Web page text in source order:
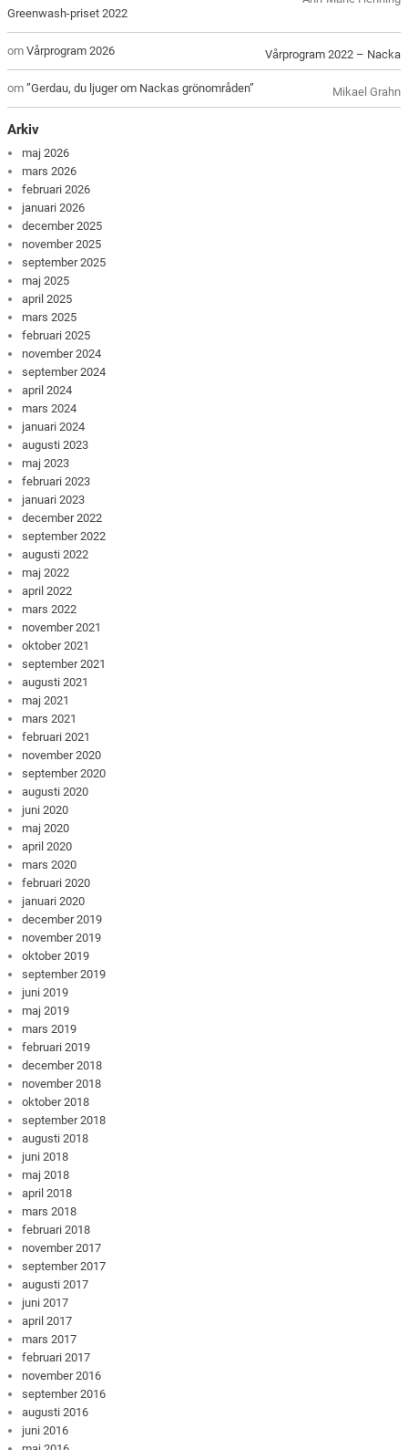
Greenwash-priset 2022
Vårprogram 2022 – Nacka
omVårprogram 2026
Mikael Grahn
om”Gerdau, du ljuger om Nackas grönområden”
Arkiv
maj 2026
mars 2026
februari 2026
januari 2026
december 2025
november 2025
september 2025
maj 2025
april 2025
mars 2025
februari 2025
november 2024
september 2024
april 2024
mars 2024
januari 2024
augusti 2023
maj 2023
februari 2023
januari 2023
december 2022
september 2022
augusti 2022
maj 2022
april 2022
mars 2022
november 2021
oktober 2021
september 2021
augusti 2021
maj 2021
mars 2021
februari 2021
november 2020
september 2020
augusti 2020
juni 2020
maj 2020
april 2020
mars 2020
februari 2020
januari 2020
december 2019
november 2019
oktober 2019
september 2019
juni 2019
maj 2019
mars 2019
februari 2019
december 2018
november 2018
oktober 2018
september 2018
augusti 2018
juni 2018
maj 2018
april 2018
mars 2018
februari 2018
november 2017
september 2017
augusti 2017
juni 2017
april 2017
mars 2017
februari 2017
november 2016
september 2016
augusti 2016
juni 2016